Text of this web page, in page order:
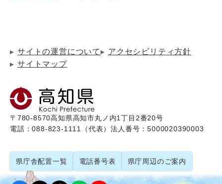
サイトの運営について
アクセシビリティ方針
サイトマップ
〒780-8570高知県高知市丸ノ内1丁目2番20号
電話：088-823-1111（代表）法人番号：5000020390003
県庁舎配置一覧 電話番号表 県庁周辺のご案内